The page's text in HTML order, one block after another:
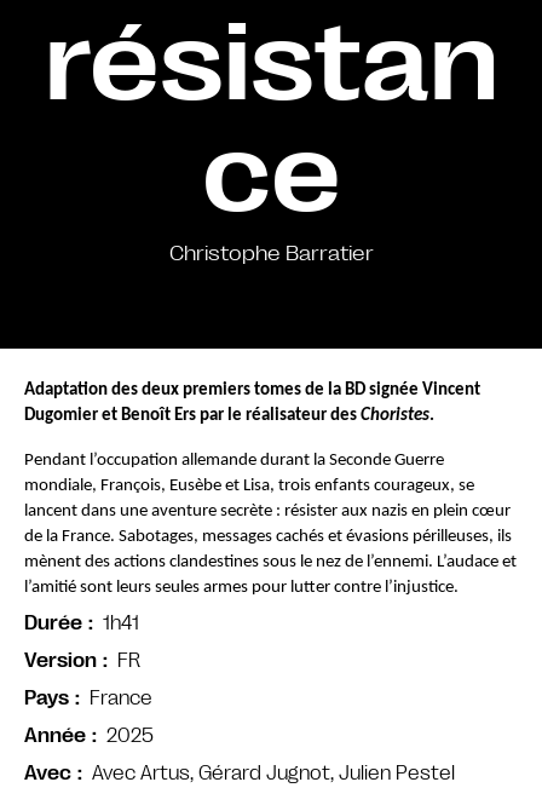
résistan
ce
Christophe Barratier
Avec Avec Artus, Gérard Jugnot, Julien Pestel
Adaptation des deux premiers tomes de la BD signée Vincent
Dugomier et Benoît Ers par le réalisateur des Choristes.
Pendant l’occupation allemande durant la Seconde Guerre
mondiale, François, Eusèbe et Lisa, trois enfants courageux, se
lancent dans une aventure secrète : résister aux nazis en plein cœur
de la France. Sabotages, messages cachés et évasions périlleuses, ils
mènent des actions clandestines sous le nez de l’ennemi. L’audace et
l’amitié sont leurs seules armes pour lutter contre l’injustice.
Durée
1h41
Version
FR
Pays
France
Année
2025